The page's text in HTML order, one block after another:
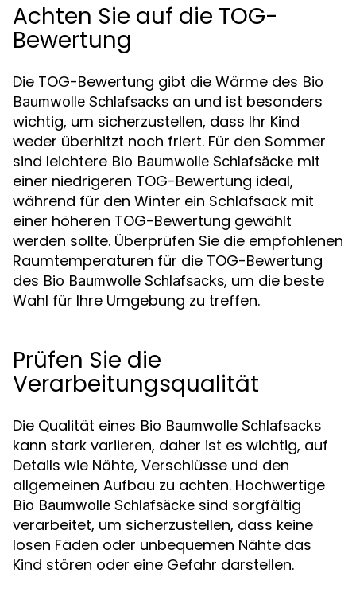
Achten Sie auf die TOG-
Bewertung
Die TOG-Bewertung gibt die Wärme des Bio
Baumwolle Schlafsacks an und ist besonders
wichtig, um sicherzustellen, dass Ihr Kind
weder überhitzt noch friert. Für den Sommer
sind leichtere Bio Baumwolle Schlafsäcke mit
einer niedrigeren TOG-Bewertung ideal,
während für den Winter ein Schlafsack mit
einer höheren TOG-Bewertung gewählt
werden sollte. Überprüfen Sie die empfohlenen
Raumtemperaturen für die TOG-Bewertung
des Bio Baumwolle Schlafsacks, um die beste
Wahl für Ihre Umgebung zu treffen.
Prüfen Sie die
Verarbeitungsqualität
Die Qualität eines Bio Baumwolle Schlafsacks
kann stark variieren, daher ist es wichtig, auf
Details wie Nähte, Verschlüsse und den
allgemeinen Aufbau zu achten. Hochwertige
Bio Baumwolle Schlafsäcke sind sorgfältig
verarbeitet, um sicherzustellen, dass keine
losen Fäden oder unbequemen Nähte das
Kind stören oder eine Gefahr darstellen.